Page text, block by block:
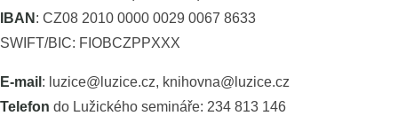
IBAN : CZ08 2010 0000 0029 0067 8633
SWIFT/BIC: FIOBCZPPXXX
E-mail : luzice@luzice.cz, knihovna@luzice.cz
Telefon do Lužického semináře: 234 813 146